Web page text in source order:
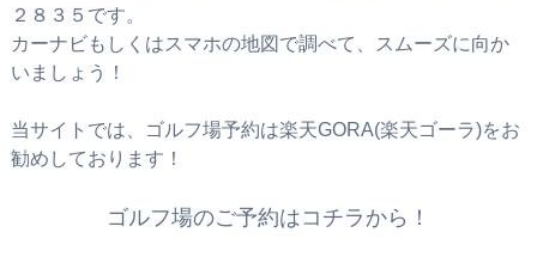
２８３５です。
カーナビもしくはスマホの地図で調べて、スムーズに向か
いましょう！
当サイトでは、ゴルフ場予約は楽天GORA(楽天ゴーラ)をお
勧めしております！
ゴルフ場のご予約はコチラから！